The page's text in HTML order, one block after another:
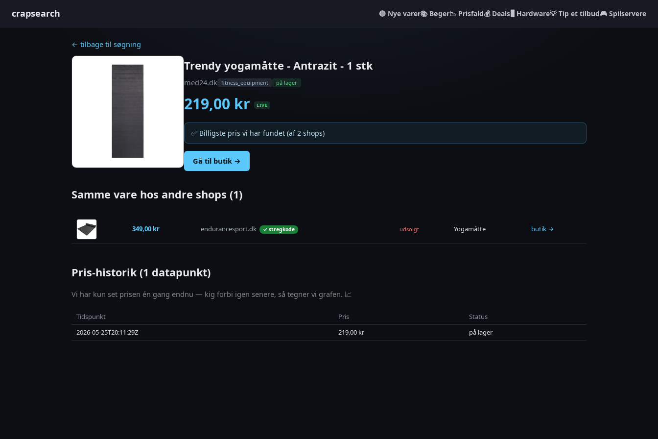
crapsearch Nye varer📚 Bøger📉 Prisfald💰 Deals🖥️ Hardware💡 Tip et tilbud🎮 Spilservere
← tilbage til søgning
Trendy yogamåtte - Antrazit - 1 stk
med24.dk fitness_equipment på lager
219,00 kr LIVE
✅ Billigste pris vi har fundet (af 2 shops)
Gå til butik →
Samme vare hos andre shops (1)
349,00 kr endurancesport.dk ✓ stregkode udsolgt Yogamåtte butik →
Pris-historik (1 datapunkt)
Vi har kun set prisen én gang endnu — kig forbi igen senere, så tegner vi grafen. 📈
Tidspunkt Pris
Status
2026-05-25T20:11:29Z
219.00 kr på lager